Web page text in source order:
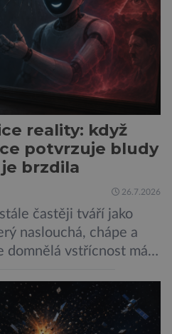
reality: když
potvrzuje bludy
brzdila
26.7.2026
častěji tváří jako
naslouchá, chápe a
domnělá vstřícnost má i
York a King’s College
choboti, včetně
od firmy xAI Elona